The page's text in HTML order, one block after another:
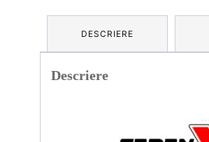
DESCRIERE
Descriere